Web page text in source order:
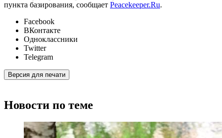
пункта базирования, сообщает Peacekeeper.Ru.
Facebook
ВКонтакте
Одноклассники
Twitter
Telegram
Версия для печати
Новости по теме